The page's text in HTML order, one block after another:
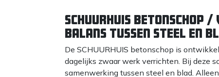
SCHUURHUIS
balans tussen steel en
De SCHUURHUIS betonschop is
dagelijks zwaar werk verrichten. Bij deze
samenwerking tussen steel en blad.